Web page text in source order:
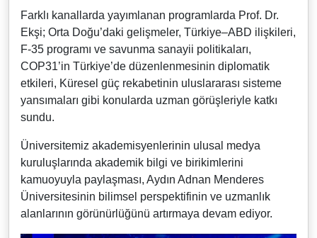
Farklı kanallarda yayımlanan programlarda Prof. Dr.
Ekşi; Orta Doğu’daki gelişmeler, Türkiye–ABD ilişkileri,
F-35 programı ve savunma sanayii politikaları,
COP31’in Türkiye’de düzenlenmesinin diplomatik
etkileri, Küresel güç rekabetinin uluslararası sisteme
yansımaları gibi konularda uzman görüşleriyle katkı
sundu.
Üniversitemiz akademisyenlerinin ulusal medya
kuruluşlarında akademik bilgi ve birikimlerini
kamuoyuyla paylaşması, Aydın Adnan Menderes
Üniversitesinin bilimsel perspektifinin ve uzmanlık
alanlarının görünürlüğünü artırmaya devam ediyor.